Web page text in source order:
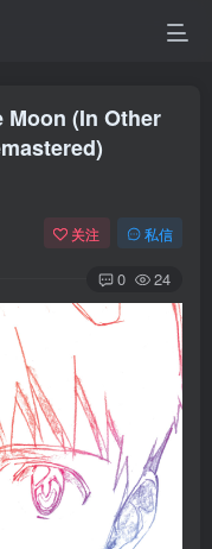
Moon (In Other
关注 私信
0 24